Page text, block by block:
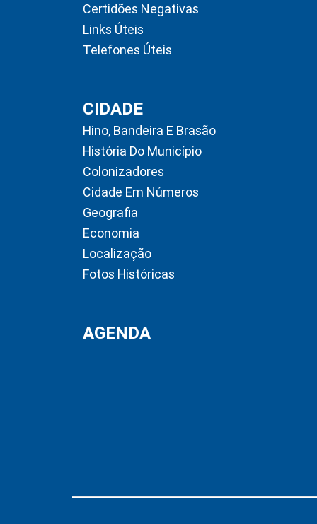
Certidões Negativas
Links Úteis
Telefones Úteis
CIDADE
Hino, Bandeira E Brasão
História Do Município
Colonizadores
Cidade Em Números
Geografia
Economia
Localização
Fotos Históricas
AGENDA